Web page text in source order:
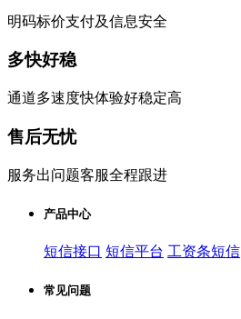
明码标价支付及信息安全
多快好稳
通道多速度快体验好稳定高
售后无忧
服务出问题客服全程跟进
产品中心
短信接口 短信平台 工资条短信
常见问题